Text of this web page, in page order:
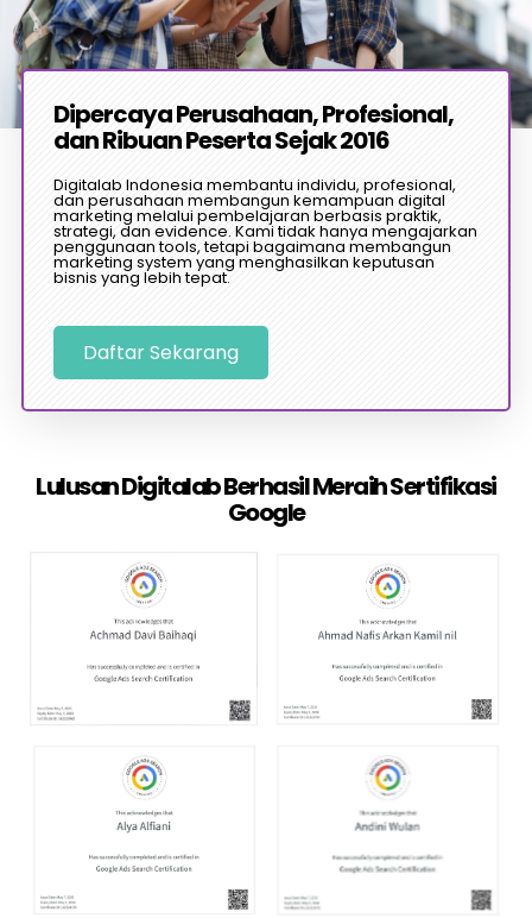
Dipercaya Perusahaan, Profesional,
dan Ribuan Peserta Sejak 2016
Digitalab Indonesia membantu individu, profesional,
dan perusahaan membangun kemampuan digital
marketing melalui pembelajaran berbasis praktik,
strategi, dan evidence. Kami tidak hanya mengajarkan
penggunaan tools, tetapi bagaimana membangun
marketing system yang menghasilkan keputusan
bisnis yang lebih tepat.
Daftar Sekarang
Lulusan Digitalab Berhasil Meraih Sertifikasi
Google